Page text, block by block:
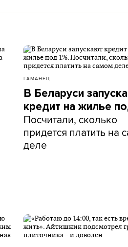
ГАМАНЕЦ
В Беларуси
кредит на жилье
Посчитали, сколько
придется платить на
деле